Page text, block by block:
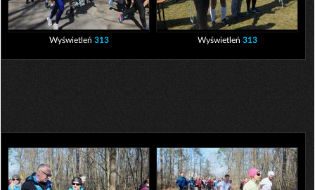
Wyświetleń 313 Wyświetleń 313